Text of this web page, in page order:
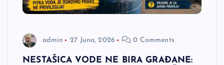
admin 27 Juna, 2026 0 Comments
NESTAŠICA VODE NE BIRA GRAĐANE: